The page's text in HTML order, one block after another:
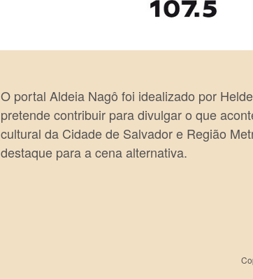
O portal Aldeia Nagô foi idealizado por
pretende contribuir para divulgar o que
cultural da Cidade de Salvador e Região
destaque para a cena alternativa.